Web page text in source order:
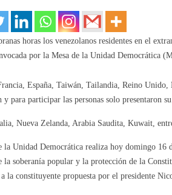
horas los venezolanos residentes en el
por la Mesa de la Unidad Democrática
España, Taiwán, Tailandia, Reino Unido,
y para participar las personas solo presentaron
Nueva Zelanda, Arabia Saudita, Kuwait,
la Unidad Democrática realiza hoy domingo 16
la soberanía popular y la protección de la
la constituyente propuesta por el presidente